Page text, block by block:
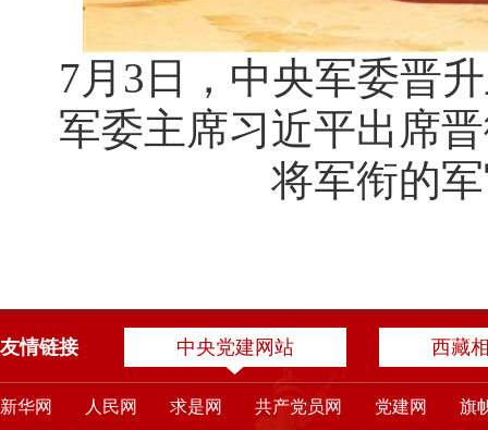
7月3日，中央军委晋
军委主席习近平出席
将军衔的
友情链接 中央党建网站 西藏
新华网 人民网 求是网 共产党员网 党建网 旗